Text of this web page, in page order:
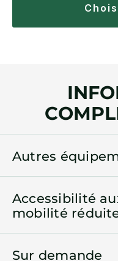
Autres
Accessibilité
mobilité
Sur demande